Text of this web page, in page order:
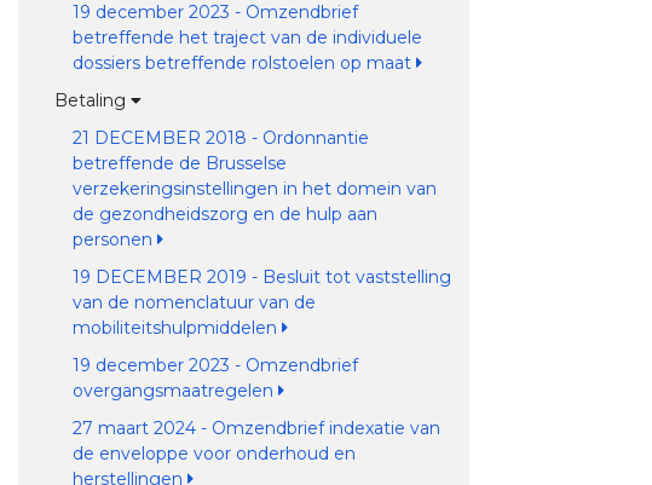
19 december 2023 - Omzendbrief
betreffende het traject van de individuele
dossiers betreffende rolstoelen op maat
Betaling
21 DECEMBER 2018 - Ordonnantie
betreffende de Brusselse
verzekeringsinstellingen in het domein van
de gezondheidszorg en de hulp aan
personen
19 DECEMBER 2019 - Besluit tot vaststelling
van de nomenclatuur van de
mobiliteitshulpmiddelen
19 december 2023 - Omzendbrief
overgangsmaatregelen
27 maart 2024 - Omzendbrief indexatie van
de enveloppe voor onderhoud en
herstellingen